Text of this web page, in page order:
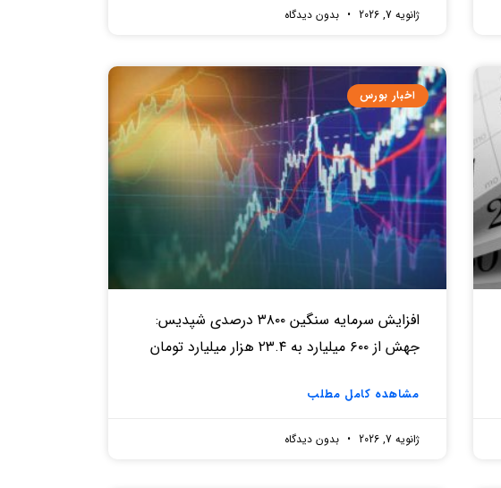
ژانویه 7, 2026 بدون دیدگاه
اخبار بورس
افزایش سرمایه سنگین ۳۸۰۰ درصدی شپدیس:
جهش از ۶۰۰ میلیارد به ۲۳.۴ هزار میلیارد تومان
مشاهده کامل مطلب
ژانویه 7, 2026 بدون دیدگاه